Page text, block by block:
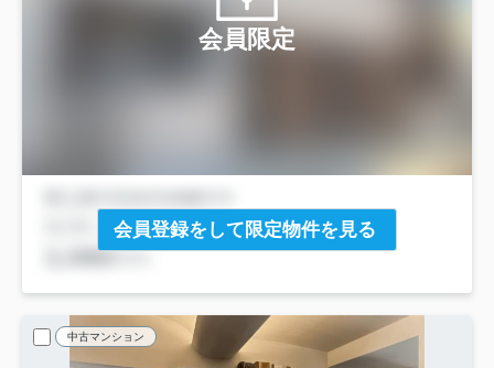
会員限定
会員登録をして限定物件を見る
中古マンション